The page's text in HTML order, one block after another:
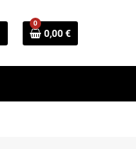
0
0,00 €